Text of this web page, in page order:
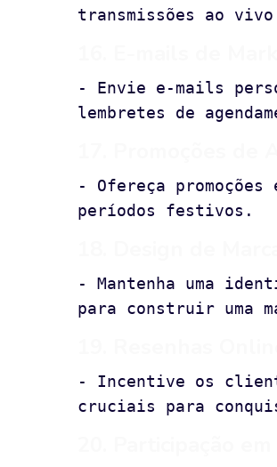
transmissões ao
- Envie e-mails
lembretes de
- Ofereça
períodos festivos.
- Mantenha uma
para construir uma
- Incentive os
cruciais para